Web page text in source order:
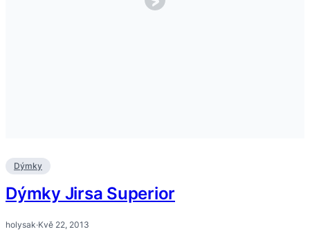
Dýmky
Dýmky Jirsa Superior
holysak·Kvě 22, 2013